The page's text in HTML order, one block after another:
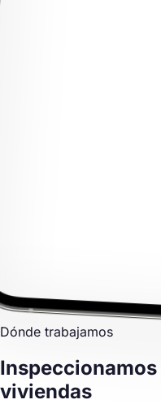
Dónde trabajamos
Inspeccionamos
viviendas